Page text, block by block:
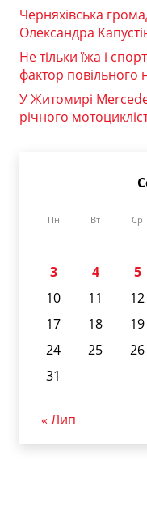
Черняхівська
Олександра
Не тільки їжа і
фактор повільного
У Житомирі
річного
Пн Вт Ср
3
4 5
10
11 12
17
18 19
24
25 26
31
« Лип